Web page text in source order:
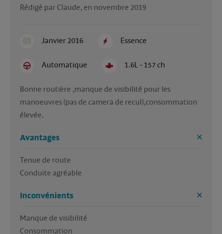
Rédigé par Claude, en novembre 2019
Janvier 2016 Essence
Automatique 1.6L - 157 ch
Bonne routière ,manque de visibilité pour les
manoeuvres (pas de camera de recul),consommation
élevée.
Avantages
Tenue de route
Conduite agréable
Inconvénients
Manque de visibilité
Consommation